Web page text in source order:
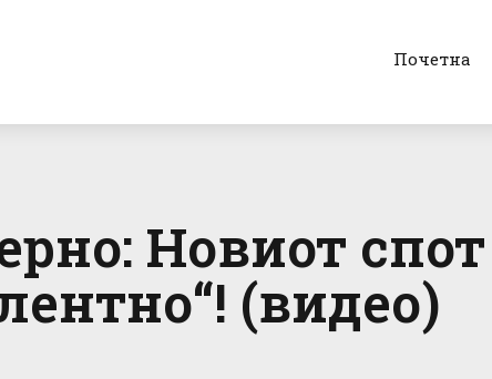
Почетна
Новиот
(видео)